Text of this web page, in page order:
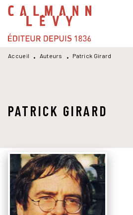
MENU RECHERCHE
PIED DE PAGE
Accueil • Auteurs • Patrick Girard
PATRICK GIRARD